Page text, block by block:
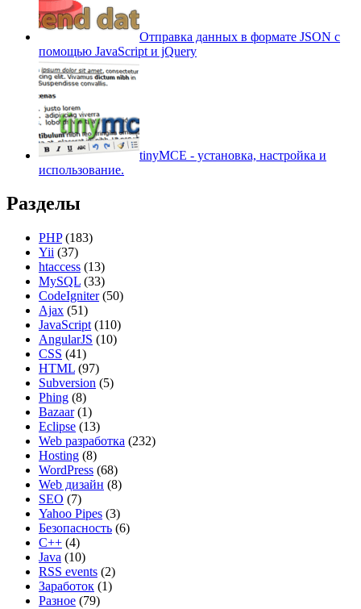
Отправка данных в формате JSON с
помощью JavaScript и jQuery
tinyMCE - установка, настройка и
использование.
Разделы
PHP(183)
Yii (37)
htaccess (13)
MySQL (33)
CodeIgniter(50)
Ajax (51)
JavaScript (110)
AngularJS (10)
CSS (41)
HTML (97)
Subversion (5)
Phing (8)
Bazaar(1)
Eclipse (13)
Web разработка (232)
Hosting (8)
WordPress (68)
Web дизайн (8)
SEO (7)
Yahoo Pipes (3)
Безопасность (6)
C++ (4)
Java (10)
RSS events (2)
Заработок (1)
Разное (79)